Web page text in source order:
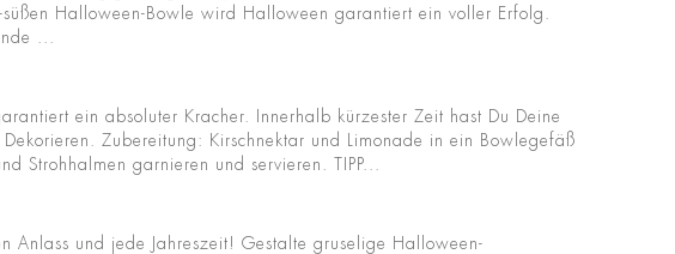
Halloween-Bowle wird Halloween garantiert ein voller Erfolg.
...
ein absoluter Kracher. Innerhalb kürzester Zeit hast Du Deine
Zubereitung: Kirschnektar und Limonade in ein Bowlegefäß
Strohhalmen garnieren und servieren. TIPP...
Anlass und jede Jahreszeit! Gestalte gruselige Halloween-